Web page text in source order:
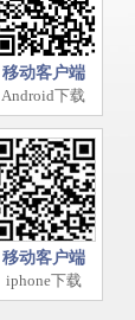
移动客户端
Android下载
移动客户端
iphone下载